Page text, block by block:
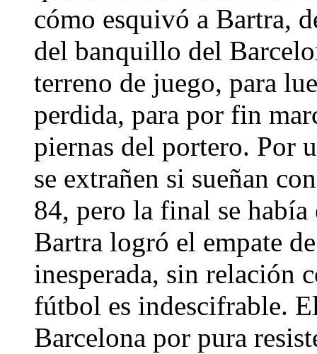
cómo esquivó a Bartra,
del banquillo del
terreno de juego, para
perdida, para por fin
piernas del portero. Por
se extrañen si sueñan
84, pero la final se había
Bartra logró el empate
inesperada, sin relación
fútbol es indescifrable.
Barcelona por pura